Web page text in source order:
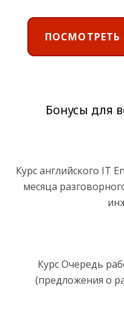
Бонусы для
Курс английского IT
месяца
Курс Очередь
(предложения о